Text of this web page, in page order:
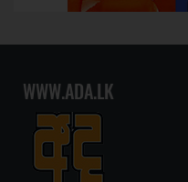
WWW.ADA.LK